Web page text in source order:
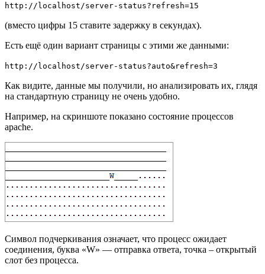
http://localhost/server-status?refresh=15
(вместо цифры 15 ставите задержку в секундах).
Есть ещё один вариант страницы с этими же данными:
http://localhost/server-status?auto&refresh=3
Как видите, данные мы получили, но анализировать их, глядя
на стандартную страницу не очень удобно.
Например, на скриншоте показано состояние процессов
apache.
Символ подчеркивания означает, что процесс ожидает
соединения, буква «W» — отправка ответа, точка – открытый
слот без процесса.